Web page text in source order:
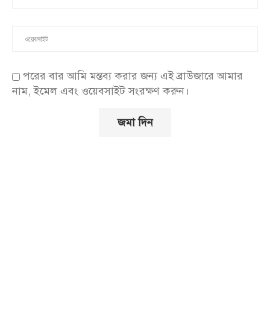
পরের বার আমি মন্তব্য করার জন্য এই ব্রাউজারে আমার
নাম, ইমেল এবং ওয়েবসাইট সংরক্ষণ করুন।